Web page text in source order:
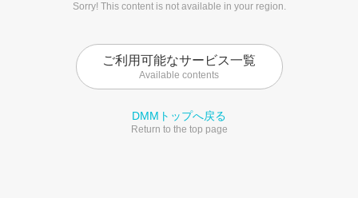
Sorry! This content is not available in your region.
ご利用可能なサービス一覧
Available contents
DMMトップへ戻る
Return to the top page